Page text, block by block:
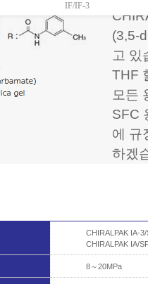
IF/IF-3
(3,5-
고 있
THF
모든
SFC
에 규
하겠
CHIRALPAK IA-
CHIRALPAK IA/
8～20MPa